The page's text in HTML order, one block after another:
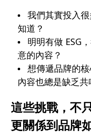
我們其實投入
知道？
明明有做 ESG
意的內容？
想傳遞品牌的
內容也總是缺乏共
這些挑戰，不
更關係到品牌